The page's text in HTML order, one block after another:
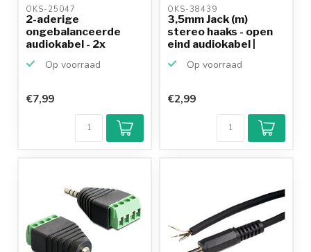
OKS-25047
2-aderige
ongebalanceerde
audiokabel - 2x
Op voorraad
€7,99
OKS-38439
3,5mm Jack (m)
stereo haaks - open
eind audiokabel |
Op voorraad
€2,99